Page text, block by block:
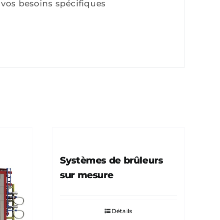
besoins spécifiques
Systèmes de brûleurs
sur mesure
Détails